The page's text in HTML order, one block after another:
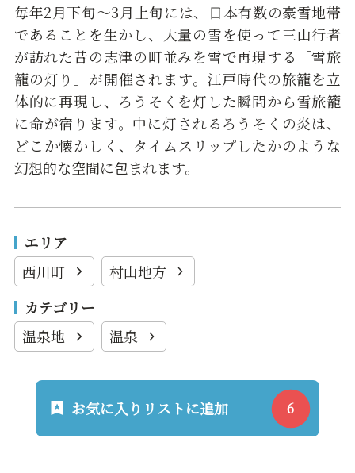
毎年2月下旬～3月上旬には、日本有数の豪雪地帯
であることを生かし、大量の雪を使って三山行者
が訪れた昔の志津の町並みを雪で再現する「雪旅
籠の灯り」が開催されます。江戸時代の旅籠を立
体的に再現し、ろうそくを灯した瞬間から雪旅籠
に命が宿ります。中に灯されるろうそくの炎は、
どこか懐かしく、タイムスリップしたかのような
幻想的な空間に包まれます。
エリア
西川町
村山地方
カテゴリー
温泉地
温泉
お気に入りリストに追加